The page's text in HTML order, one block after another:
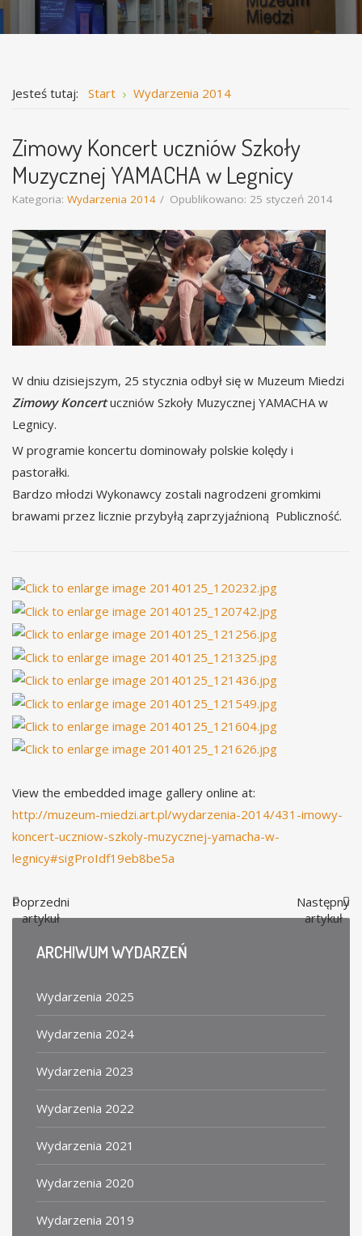
Jesteś tutaj: Start Wydarzenia 2014
Zimowy Koncert uczniów Szkoły
Muzycznej YAMACHA w Legnicy
Kategoria: Wydarzenia 2014 Opublikowano: 25 styczeń 2014
W dniu dzisiejszym, 25 stycznia odbył się w Muzeum Miedzi
Zimowy Koncertuczniów Szkoły Muzycznej YAMACHA w
Legnicy.
W programie koncertu dominowały polskie kolędy i
pastorałki.
Bardzo młodzi Wykonawcy zostali nagrodzeni gromkimi
brawami przez licznie przybyłą zaprzyjaźnioną Publiczność.
View the embedded image gallery online at:
http://muzeum-miedzi.art.pl/wydarzenia-2014/431-imowy-
koncert-uczniow-szkoly-muzycznej-yamacha-w-
legnicy#sigProIdf19eb8be5a
Poprzedni
artykuł
Następny
artykuł
ARCHIWUMWYDARZEŃ
Wydarzenia 2025
Wydarzenia 2024
Wydarzenia 2023
Wydarzenia 2022
Wydarzenia 2021
Wydarzenia 2020
Wydarzenia 2019